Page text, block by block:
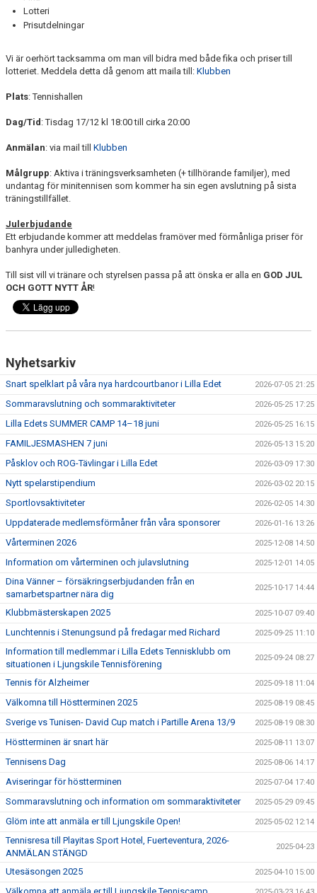
Lotteri
Prisutdelningar
Vi är oerhört tacksamma om man vill bidra med både fika och priser till
lotteriet. Meddela detta då genom att maila till: Klubben
Plats: Tennishallen
Dag/Tid : Tisdag 17/12 kl 18:00 till cirka 20:00
Anmälan: via mail till Klubben
Målgrupp: Aktiva i träningsverksamheten (+ tillhörande familjer), med
undantag för minitennisen som kommer ha sin egen avslutning på sista
träningstillfället.
Julerbjudande
Ett erbjudande kommer att meddelas framöver med förmånliga priser för
banhyra under julledigheten.
Till sist vill vi tränare och styrelsen passa på att önska er alla en GOD JUL
OCH GOTT NYTT ÅR!
Nyhetsarkiv
Snart spelklart på våra nya hardcourtbanor i Lilla Edet 2026-07-05 21:25
Sommaravslutning och sommaraktiviteter 2026-05-25 17:25
Lilla Edets SUMMER CAMP 14–18 juni 2026-05-25 16:15
FAMILJESMASHEN 7 juni 2026-05-13 15:20
Påsklov och ROG-Tävlingar i Lilla Edet 2026-03-09 17:30
Nytt spelarstipendium 2026-03-02 20:15
Sportlovsaktiviteter 2026-02-05 14:30
Uppdaterade medlemsförmåner från våra sponsorer 2026-01-16 13:26
Vårterminen 2026 2025-12-08 14:50
Information om vårterminen och julavslutning 2025-12-01 14:05
Dina Vänner – försäkringserbjudanden från en
samarbetspartner nära dig
2025-10-17 14:44
Klubbmästerskapen 2025 2025-10-07 09:40
Lunchtennis i Stenungsund på fredagar med Richard 2025-09-25 11:10
Information till medlemmar i Lilla Edets Tennisklubb om
situationen i Ljungskile Tennisförening
2025-09-24 08:27
Tennis för Alzheimer 2025-09-18 11:04
Välkomna till Höstterminen 2025 2025-08-19 08:45
Sverige vs Tunisen- David Cup match i Partille Arena 13/9 2025-08-19 08:30
Höstterminen är snart här 2025-08-11 13:07
Tennisens Dag 2025-08-06 14:17
Aviseringar för höstterminen 2025-07-04 17:40
Sommaravslutning och information om sommaraktiviteter 2025-05-29 09:45
Glöm inte att anmäla er till Ljungskile Open! 2025-05-02 12:14
Tennisresa till Playitas Sport Hotel, Fuerteventura, 2026-
ANMÄLAN STÄNGD
2025-04-23
Utesäsongen 2025 2025-04-10 15:00